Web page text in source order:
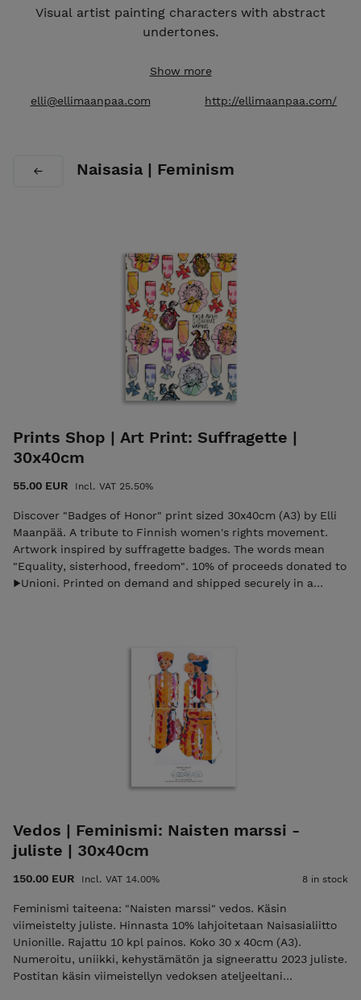
Visual artist painting characters with abstract
undertones.
Meilahden Tilajakamo, Helsinki, Finland.
Show more
elli@ellimaanpaa.com http://ellimaanpaa.com/
Naisasia | Feminism
Prints Shop | Art Print: Suffragette |
30x40cm
55.00 EUR Incl. VAT 25.50%
Discover "Badges of Honor" print sized 30x40cm (A3) by Elli
Maanpää. A tribute to Finnish women's rights movement.
Artwork inspired by suffragette badges. The words mean
"Equality, sisterhood, freedom". 10% of proceeds donated to
▶︎Unioni. Printed on demand and shipped securely in a
Vedos | Feminismi: Naisten marssi -
juliste | 30x40cm
150.00 EUR Incl. VAT 14.00% 8 in stock
Feminismi taiteena: "Naisten marssi" vedos. Käsin
viimeistelty juliste. Hinnasta 10% lahjoitetaan Naisasialiitto
Unionille. Rajattu 10 kpl painos. Koko 30 x 40cm (A3).
Numeroitu, uniikki, kehystämätön ja signeerattu 2023 juliste.
Postitan käsin viimeistellyn vedoksen ateljeeltani